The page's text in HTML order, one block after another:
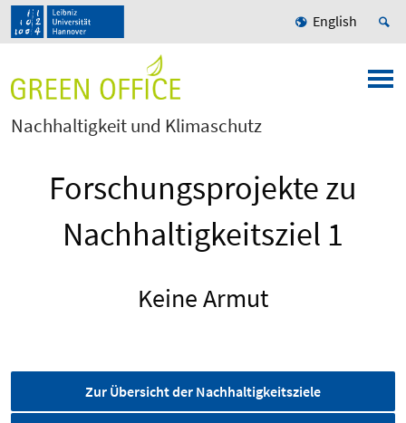
English
Nachhaltigkeit und Klimaschutz
Forschungsprojekte zu
Nachhaltigkeitsziel 1
Keine Armut
Zur Übersicht der Nachhaltigkeitsziele